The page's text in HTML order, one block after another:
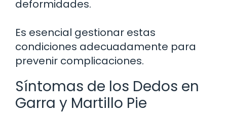
deformidades.
Es esencial gestionar estas
condiciones adecuadamente para
prevenir complicaciones.
Síntomas de los Dedos en
Garra y Martillo Pie